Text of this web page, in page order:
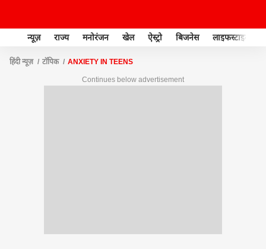
न्यूज़ राज्य मनोरंजन खेल ऐस्ट्रो बिजनेस लाइफस्टाइल
हिंदी न्यूज़ टॉपिक ANXIETY IN TEENS
Continues below advertisement